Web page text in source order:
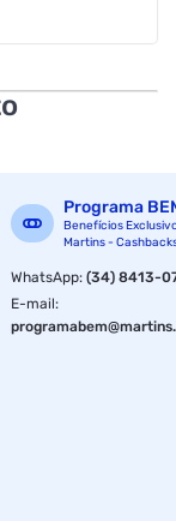
Programa
Benefícios
Martins -
WhatsApp:(34) 8413-
E-mail: